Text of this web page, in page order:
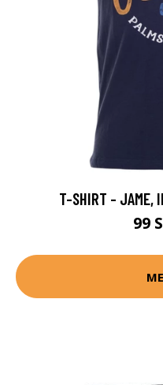
T-SHIRT - JAME,
99